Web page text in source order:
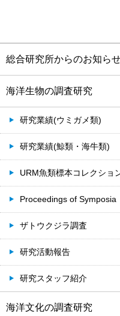
総合研究所からのお知ら
海洋生物の調査研究
研究業績(ウミガメ類)
研究業績(鯨類・海牛類)
URM魚類標本コレクショ
Proceedings of Symposia
ザトウクジラ調査
研究活動報告
研究スタッフ紹介
海洋文化の調査研究